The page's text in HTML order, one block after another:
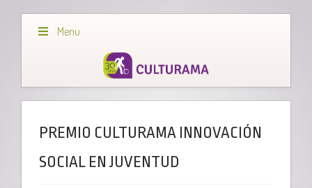
Menu
PREMIO CULTURAMA INNOVACIÓN
SOCIAL EN JUVENTUD